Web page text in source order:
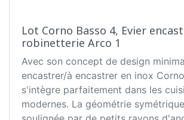
Lot Corno Basso 4, Evier
robinetterie Arco 1
Avec son concept de design
encastrer/à encastrer en inox
s'intègre parfaitement dans les
modernes. La géométrie